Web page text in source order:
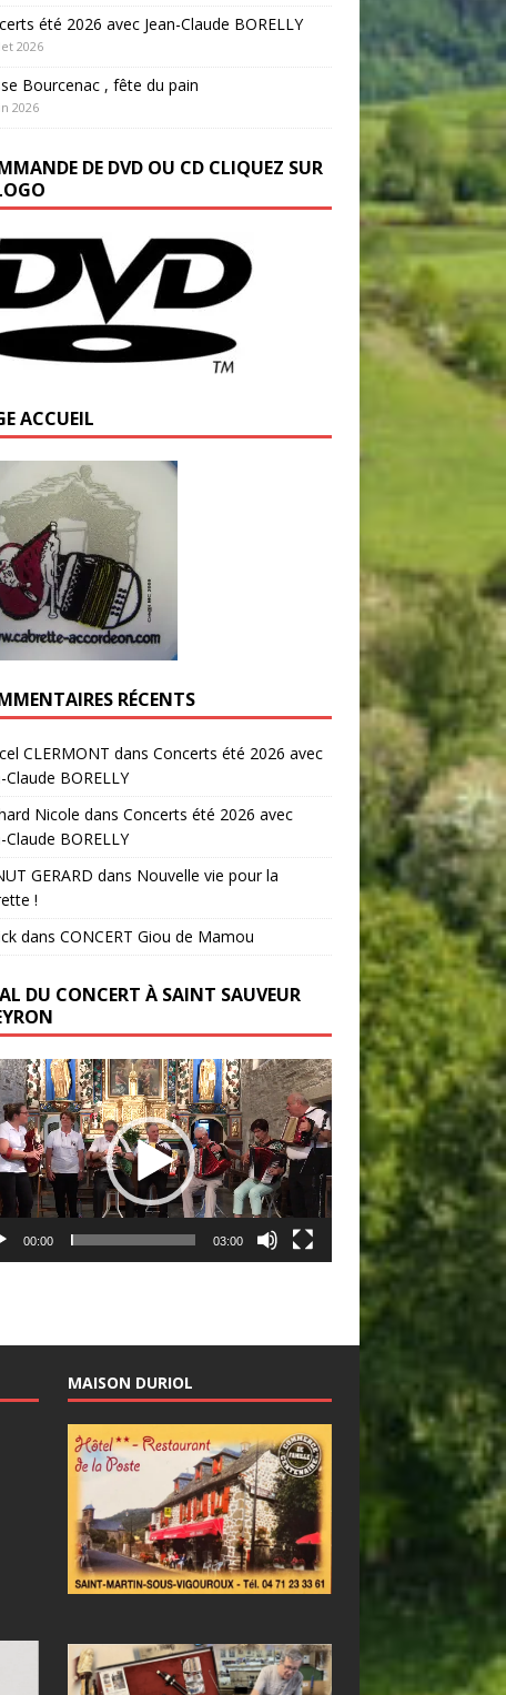
été 2026 avec Jean-Claude BORELLY
2026
Bourcenac , fête du pain
2026
DE DVD OU CD CLIQUEZ SUR
ACCUEIL
RÉCENTS
CLERMONT dans Concerts été 2026 avec
Claude BORELLY
Nicole dans Concerts été 2026 avec
Claude BORELLY
GERARD dans Nouvelle vie pour la
!
dans CONCERT Giou de Mamou
DU CONCERT À SAINT SAUVEUR
00:00 03:00
MAISON DURIOL